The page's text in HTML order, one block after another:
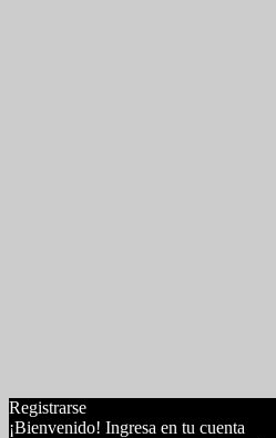
Registrarse
¡Bienvenido! Ingresa en tu cuenta